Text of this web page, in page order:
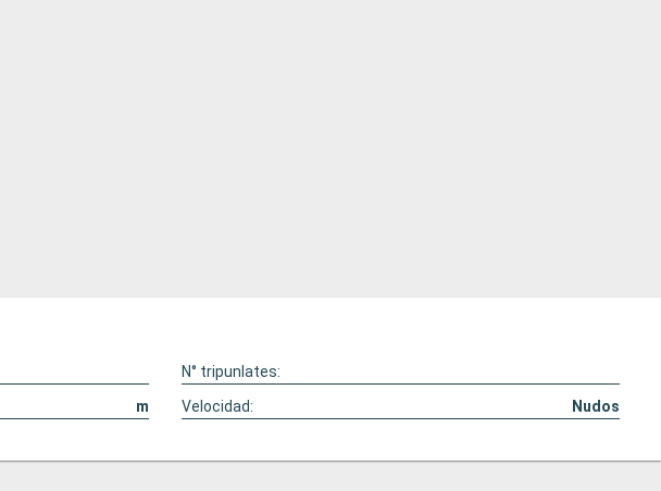
N° tripunlates:
m Velocidad: Nudos